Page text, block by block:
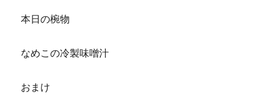
本日の椀物
なめこの冷製味噌汁
おまけ